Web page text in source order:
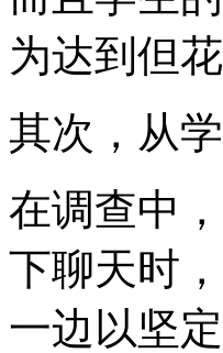
为达到但
其次，从
在调查中
下聊天时
一边以坚